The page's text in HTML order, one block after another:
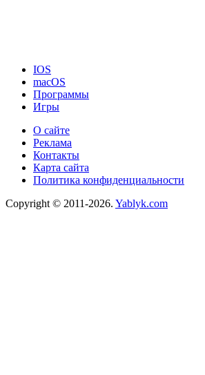
IOS
macOS
Программы
Игры
О сайте
Реклама
Контакты
Карта сайта
Политика конфиденциальности
Copyright © 2011-2026. Yablyk.сom